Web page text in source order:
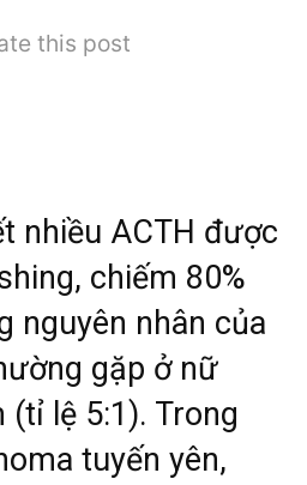
this post
nhiều ACTH được
chiếm 80%
nguyên nhân của
gặp ở nữ
(tỉ lệ 5:1). Trong
tuyến yên,